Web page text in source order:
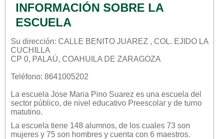
INFORMACIÓN SOBRE LA
ESCUELA
Su dirección: CALLE BENITO JUAREZ , COL. EJIDO LA
CUCHILLA
CP 0, PALAÚ, COAHUILA DE ZARAGOZA
Teléfono: 8641005202
La escuela Jose Maria Pino Suarez es una escuela del
sector público, de nivel educativo Preescolar y de turno
matutino.
La escuela tiene 148 alumnos, de los cuales 73 son
mujeres y 75 son hombres y cuenta con 6 maestros.